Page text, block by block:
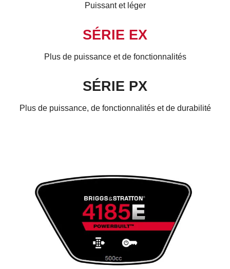
Puissant et léger
SÉRIE EX
Plus de puissance et de fonctionnalités
SÉRIE PX
Plus de puissance, de fonctionnalités et de durabilité